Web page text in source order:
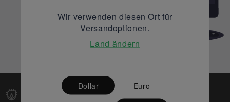
Wir verwenden diesen Ort für
Versandoptionen.
Land ändern
Dollar Euro